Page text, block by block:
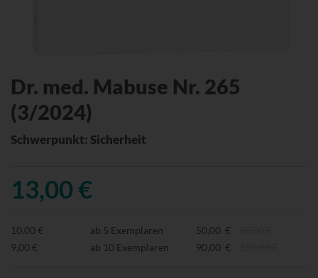
Dr. med. Mabuse Nr. 265
(3/2024)
Schwerpunkt: Sicherheit
13,00 €
10,00 € ab 5 Exemplaren 50,00 €
9,00 €
ab 10 Exemplaren 90,00 €